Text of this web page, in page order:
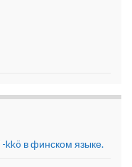
в финском языке.